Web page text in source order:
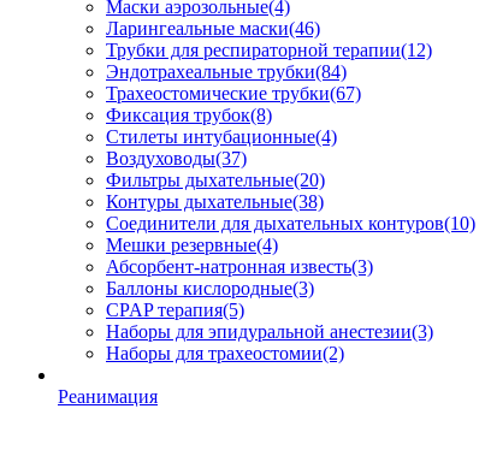
Маски аэрозольные(4)
Ларингеальные маски(46)
Трубки для респираторной терапии(12)
Эндотрахеальные трубки(84)
Трахеостомические трубки(67)
Фиксация трубок(8)
Стилеты интубационные(4)
Воздуховоды(37)
Фильтры дыхательные(20)
Контуры дыхательные(38)
Соединители для дыхательных контуров(10)
Мешки резервные(4)
Абсорбент-натронная известь(3)
Баллоны кислородные(3)
CPAP терапия(5)
Наборы для эпидуральной анестезии(3)
Наборы для трахеостомии(2)
Реанимация